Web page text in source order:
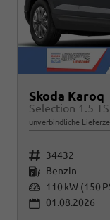
Skoda Karoq
unverbindliche
Fahrzeugnr. 34432
Kraftstoff Benzin
Leistung 110 kW (150
01.08.2026